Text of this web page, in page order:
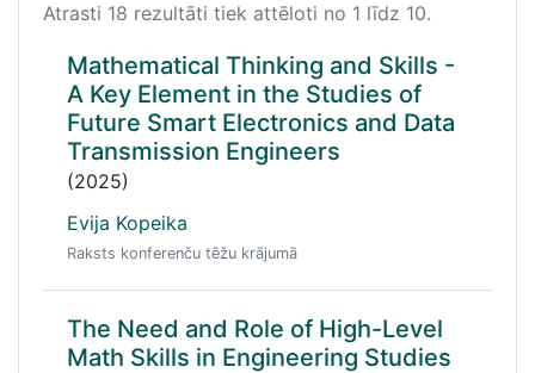
Atrasti 18 rezultāti tiek attēloti no 1 līdz 10.
Mathematical Thinking and Skills -
A Key Element in the Studies of
Future Smart Electronics and Data
Transmission Engineers
(2025)
Evija Kopeika
Raksts konferenču tēžu krājumā
The Need and Role of High-Level
Math Skills in Engineering Studies